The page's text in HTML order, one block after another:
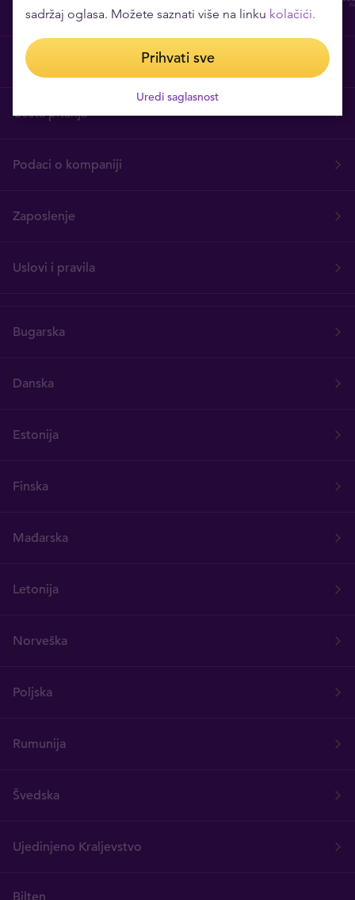
O nama
Česta pitanja
Podaci o kompaniji
Zaposlenje
Uslovi i pravila
Bugarska
Danska
Estonija
Finska
Mađarska
Letonija
Norveška
Poljska
Rumunija
Švedska
Ujedinjeno Kraljevstvo
sadržaj oglasa. Možete saznati više na linku kolačići.
Prihvati sve
Uredi saglasnost